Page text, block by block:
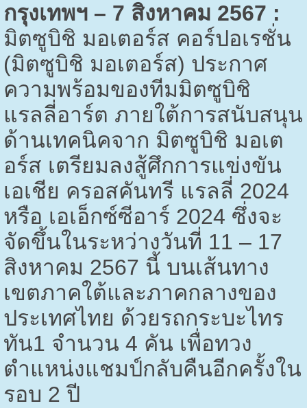
กรุงเทพฯ – 7 สิงหาคม 2567 :
มิตซูบิชิ มอเตอร์ส คอร์ปอเรชั่น
(มิตซูบิชิ มอเตอร์ส) ประกาศ
ความพร้อมของทีมมิตซูบิชิ
แรลลี่อาร์ต ภายใต้การสนับสนุน
ด้านเทคนิคจาก มิตซูบิชิ มอเต
อร์ส เตรียมลงสู้ศึกการแข่งขัน
เอเชีย ครอสคันทรี แรลลี่ 2024
หรือ เอเอ็กซ์ซีอาร์ 2024 ซึ่งจะ
จัดขึ้นในระหว่างวันที่ 11 – 17
สิงหาคม 2567 นี้ บนเส้นทาง
เขตภาคใต้และภาคกลางของ
ประเทศไทย ด้วยรถกระบะไทร
ทัน1 จำนวน 4 คัน เพื่อทวง
ตำแหน่งแชมป์กลับคืนอีกครั้งใน
รอบ 2 ปี